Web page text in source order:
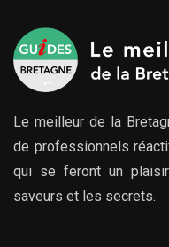
Le meilleur de la
de professionnels
qui se feront un
saveurs et les secrets.